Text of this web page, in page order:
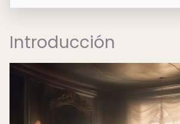
Introducción